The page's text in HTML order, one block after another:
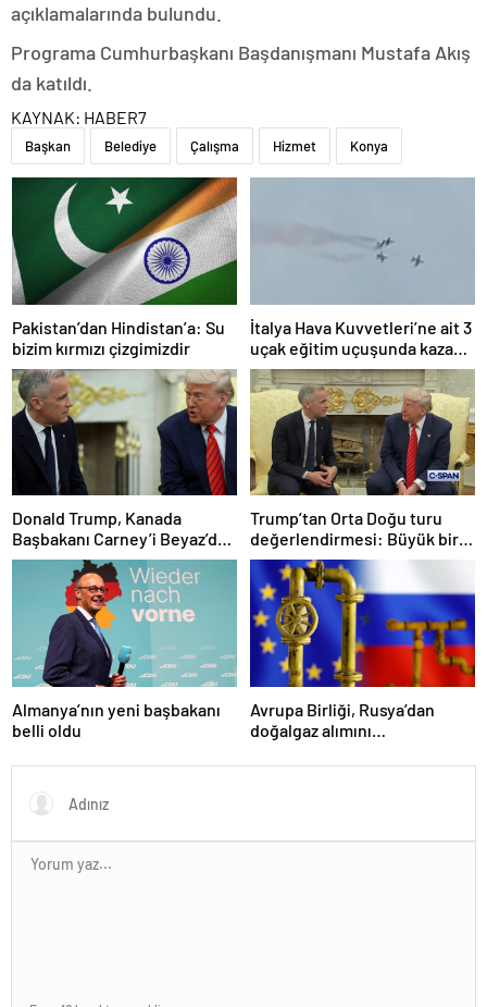
açıklamalarında bulundu.
Programa Cumhurbaşkanı Başdanışmanı Mustafa Akış
da katıldı.
KAYNAK: HABER7
Başkan Belediye Çalışma Hizmet Konya
Pakistan’dan Hindistan’a: Su
bizim kırmızı çizgimizdir
İtalya Hava Kuvvetleri’ne ait 3
uçak eğitim uçuşunda kaza
yaptı
Donald Trump, Kanada
Başbakanı Carney’i Beyaz’da
ağırladı
Trump’tan Orta Doğu turu
değerlendirmesi: Büyük bir
duyuru yapacağız
Almanya’nın yeni başbakanı
belli oldu
Avrupa Birliği, Rusya’dan
doğalgaz alımını